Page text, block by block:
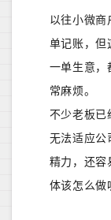
以往小微商
单记账，但
一单生意，
常麻烦。
不少老板已
无法适应公
精力，还容
体该怎么做